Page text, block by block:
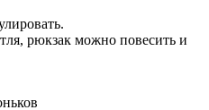
рюкзак можно повесить и